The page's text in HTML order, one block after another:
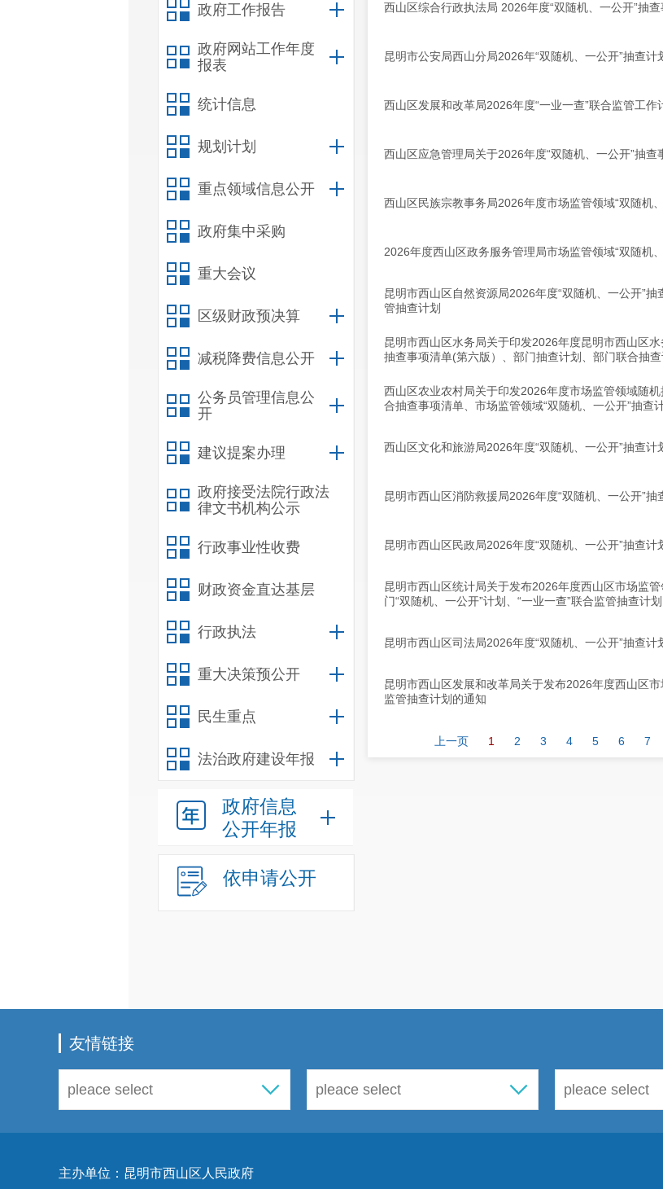
政府工作报告
政府网站工作年度
报表
统计信息
规划计划
重点领域信息公开
政府集中采购
重大会议
区级财政预决算
减税降费信息公开
公务员管理信息公
开
建议提案办理
政府接受法院行政法
律文书机构公示
行政事业性收费
财政资金直达基层
行政执法
重大决策预公开
民生重点
法治政府建设年报
政府信息
公开年报
依申请公开
西山区综合行政执法局 2026年度“双随机、一公开”抽
昆明市公安局西山分局2026年“双随机、一公开”抽查计
西山区发展和改革局2026年度“一业一查”联合监管工作
西山区应急管理局关于2026年度“双随机、一公开”抽
西山区民族宗教事务局2026年度市场监管领域“双随机
2026年度西山区政务服务管理局市场监管领域“双随机
昆明市西山区自然资源局2026年度“双随机、一公开”
管抽查计划
昆明市西山区水务局关于印发2026年度昆明市西山区
抽查事项清单(第六版）、部门抽查计划、部门联合抽
西山区农业农村局关于印发2026年度市场监管领域随
合抽查事项清单、市场监管领域“双随机、一公开”抽查
西山区文化和旅游局2026年度“双随机、一公开”抽查
昆明市西山区消防救援局2026年度“双随机、一公开”
昆明市西山区民政局2026年度“双随机、一公开”抽查
昆明市西山区统计局关于发布2026年度西山区市场监
门“双随机、一公开”计划、“一业一查”联合监管抽查计
昆明市西山区司法局2026年度“双随机、一公开”抽查
昆明市西山区发展和改革局关于发布2026年度西山区
监管抽查计划的通知
上一页 1 2 3 4 5 6 7
友情链接
主办单位：昆明市西山区人民政府